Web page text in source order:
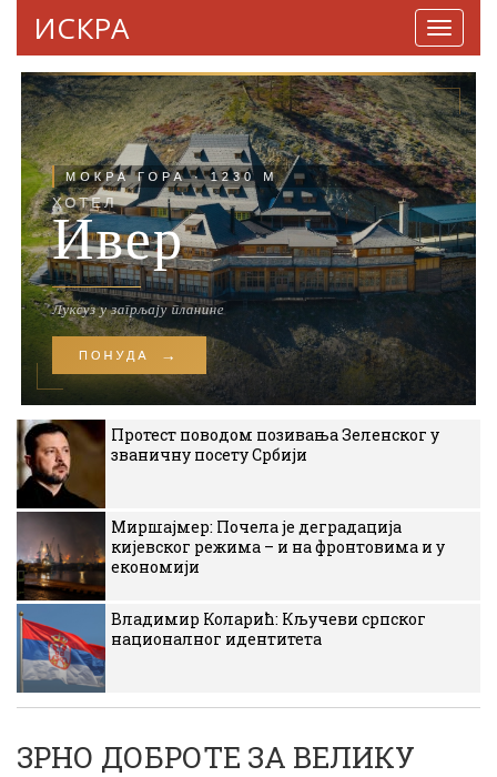
ИСКРА
Протест поводом позивања Зеленског у
званичну посету Србији
Миршајмер: Почела је деградација
кијевског режима – и на фронтовима и у
економији
Владимир Коларић: Кључеви српског
националног идентитета
ЗРНО ДОБРОТЕ ЗА ВЕЛИКУ